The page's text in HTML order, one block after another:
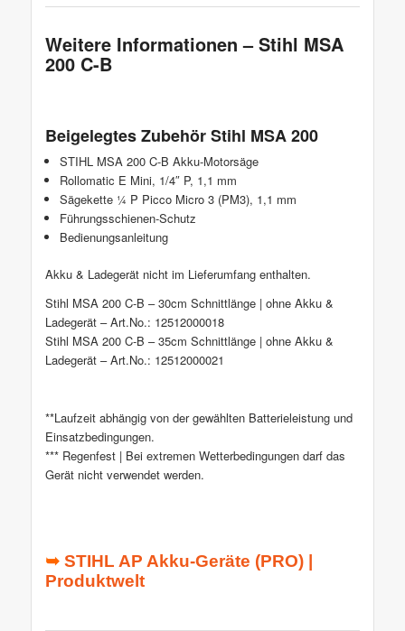
Weitere Informationen – Stihl MSA
200 C-B
Beigelegtes Zubehör Stihl MSA 200
STIHL MSA 200 C-B Akku-Motorsäge
Rollomatic E Mini, 1/4″ P, 1,1 mm
Sägekette ¼ P Picco Micro 3 (PM3), 1,1 mm
Führungsschienen-Schutz
Bedienungsanleitung
Akku & Ladegerät nicht im Lieferumfang enthalten.
Stihl MSA 200 C-B – 30cm Schnittlänge | ohne Akku &
Ladegerät – Art.No.: 12512000018
Stihl MSA 200 C-B – 35cm Schnittlänge | ohne Akku &
Ladegerät – Art.No.: 12512000021
**Laufzeit abhängig von der gewählten Batterieleistung und
Einsatzbedingungen.
*** Regenfest | Bei extremen Wetterbedingungen darf das
Gerät nicht verwendet werden.
➥ STIHL AP Akku-Geräte (PRO) |
Produktwelt